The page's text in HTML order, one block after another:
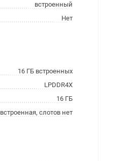
встроенный
Нет
16 ГБ встроенных
LPDDR4X
16 ГБ
встроенная, слотов нет